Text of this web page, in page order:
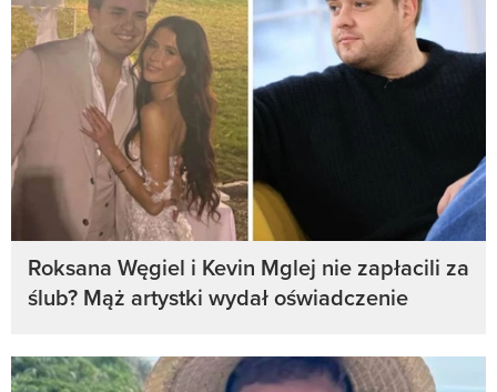
Roksana Węgiel i Kevin Mglej nie zapłacili za
ślub? Mąż artystki wydał oświadczenie